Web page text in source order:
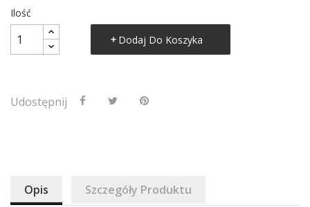
Ilość
Dodaj Do Koszyka
Udostępnij
Opis Szczegóły Produktu